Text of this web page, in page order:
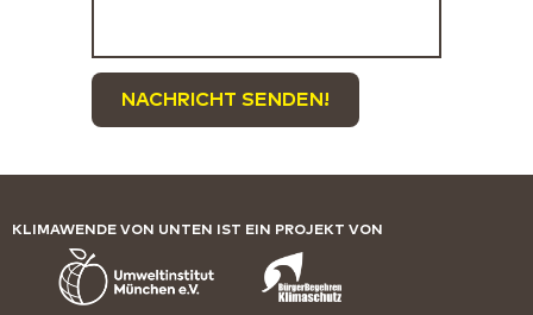
NACHRICHT SENDEN!
KLIMAWENDE VON UNTEN IST EIN PROJEKT VON